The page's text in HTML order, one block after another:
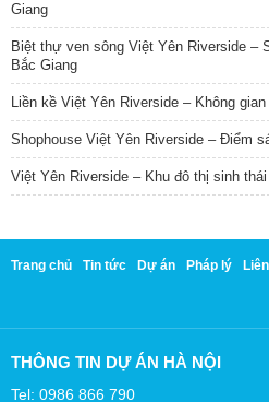
Giang
Biệt thự ven sông Việt Yên Riverside –
Bắc Giang
Liền kề Việt Yên Riverside – Không
Shophouse Việt Yên Riverside – Điểm
Việt Yên Riverside – Khu đô thị sinh
Trang chủ Tin tức Dự án Pháp lý
THÔNG TIN DỰ ÁN HÀ NỘI
Tel: 0986 866 790